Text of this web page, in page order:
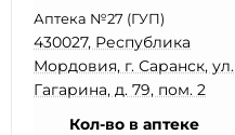
Аптека №27 (ГУП)
430027, Республика
Мордовия, г. Саранск, ул.
Гагарина, д. 79, пом. 2
Кол-во в аптеке